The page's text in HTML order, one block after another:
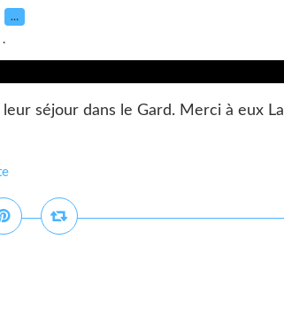
…
.
séjour dans le Gard. Merci à eux La